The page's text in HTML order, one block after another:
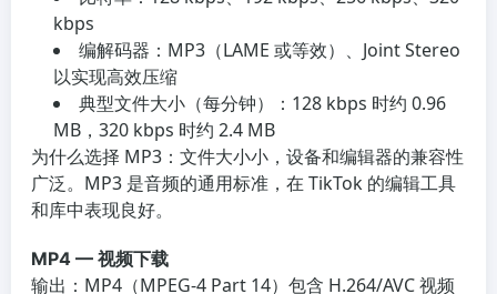
kbps
编解码器：MP3（LAME 或等效）、Joint Stereo
以实现高效压缩
典型文件大小（每分钟）：128 kbps 时约 0.96
MB，320 kbps 时约 2.4 MB
为什么选择 MP3：文件大小小，设备和编辑器的兼容性
广泛。MP3 是音频的通用标准，在 TikTok 的编辑工具
和库中表现良好。
MP4 — 视频下载
输出：MP4（MPEG-4 Part 14）包含 H.264/AVC 视频